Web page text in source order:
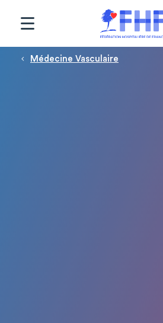
Fil d'Ariane
Médecine Vasculaire
Panneau de gestion des cookies